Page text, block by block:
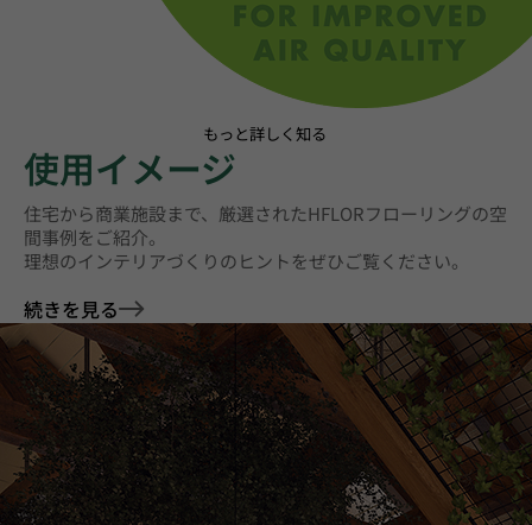
もっと詳しく知る
使用イメージ
住宅から商業施設まで、厳選されたHFLORフローリングの空
間事例をご紹介。
理想のインテリアづくりのヒントをぜひご覧ください。
続きを見る